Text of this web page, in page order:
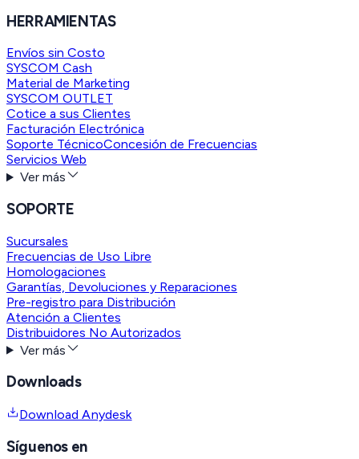
HERRAMIENTAS
Envíos sin Costo
SYSCOM Cash
Material de Marketing
SYSCOM OUTLET
Cotice a sus Clientes
Facturación Electrónica
Soporte TécnicoConcesión de Frecuencias
Servicios Web
Ver más
SOPORTE
Sucursales
Frecuencias de Uso Libre
Homologaciones
Garantías, Devoluciones y Reparaciones
Pre-registro para Distribución
Atención a Clientes
Distribuidores No Autorizados
Ver más
Downloads
Download Anydesk
Síguenos en